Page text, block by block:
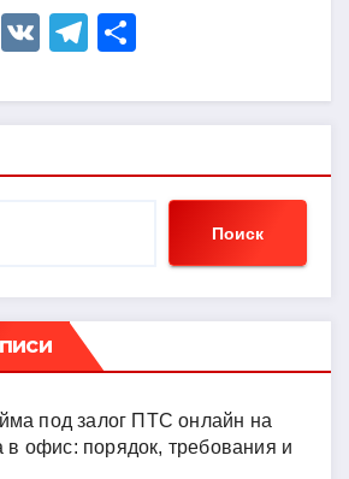
Vi
V
T
e
a
р
в
ть
Поиск
под залог ПТС онлайн на
в офис: порядок, требования и